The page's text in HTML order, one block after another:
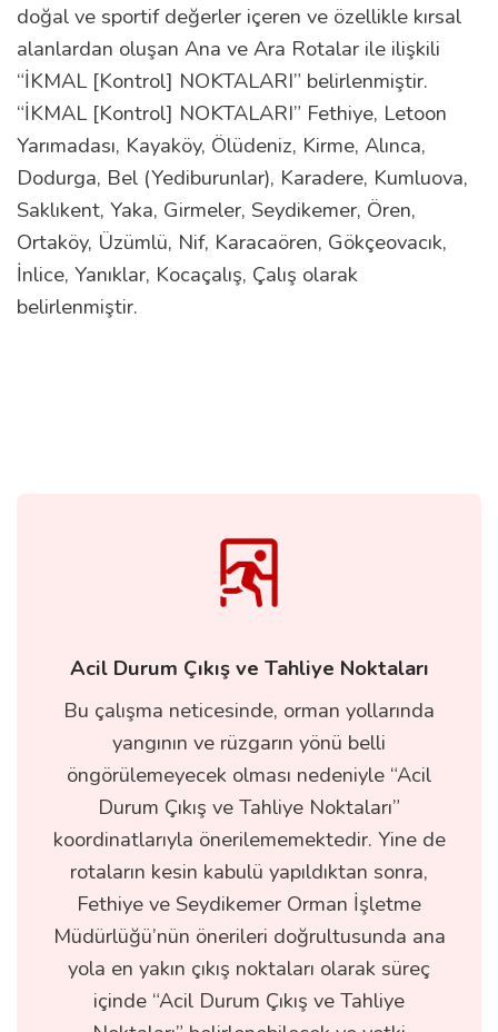
doğal ve sportif değerler içeren ve özellikle kırsal
alanlardan oluşan Ana ve Ara Rotalar ile ilişkili
“İKMAL [Kontrol] NOKTALARI” belirlenmiştir.
“İKMAL [Kontrol] NOKTALARI” Fethiye, Letoon
Yarımadası, Kayaköy, Ölüdeniz, Kirme, Alınca,
Dodurga, Bel (Yediburunlar), Karadere, Kumluova,
Saklıkent, Yaka, Girmeler, Seydikemer, Ören,
Ortaköy, Üzümlü, Nif, Karacaören, Gökçeovacık,
İnlice, Yanıklar, Kocaçalış, Çalış olarak
belirlenmiştir.
Acil Durum Çıkış ve Tahliye Noktaları
Bu çalışma neticesinde, orman yollarında
yangının ve rüzgarın yönü belli
öngörülemeyecek olması nedeniyle “Acil
Durum Çıkış ve Tahliye Noktaları”
koordinatlarıyla önerilememektedir. Yine de
rotaların kesin kabulü yapıldıktan sonra,
Fethiye ve Seydikemer Orman İşletme
Müdürlüğü’nün önerileri doğrultusunda ana
yola en yakın çıkış noktaları olarak süreç
içinde “Acil Durum Çıkış ve Tahliye